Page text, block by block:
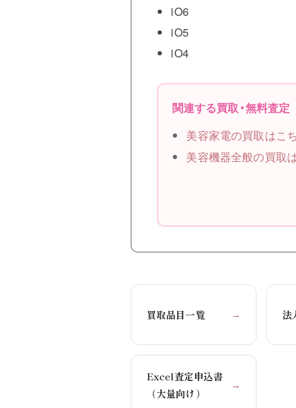
iO6
iO5
iO4
関連する買取・無料査定
美容家電の買取はこ
美容機器全般の買取
買取品目一覧 → 法
Excel査定申込書
（大量向け）
→